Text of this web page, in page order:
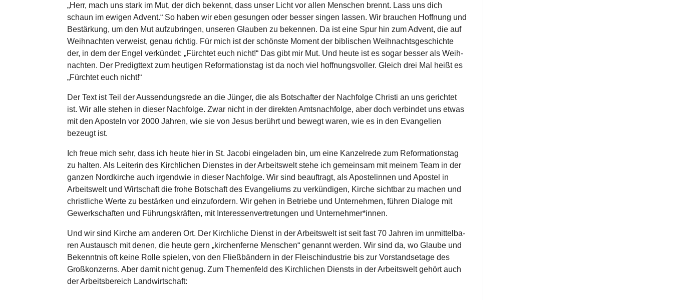
„Herr, mach uns stark im Mut, der dich bekennt, dass unser Licht vor allen Menschen brennt. Lass uns dich
schaun im ewigen Advent.“ So haben wir eben gesungen oder besser singen lassen. Wir brauchen Hoffnung und
Bestär­kung, um den Mut auf­zu­brin­gen, unseren Glauben zu bekennen. Da ist eine Spur hin zum Advent, die auf
Weih­nach­ten verweist, genau richtig. Für mich ist der schönste Moment der bibli­schen Weih­nachts­ge­schichte
der, in dem der Engel ver­kün­det: „Fürchtet euch nicht!“ Das gibt mir Mut. Und heute ist es sogar besser als Weih­
nach­ten. Der Pre­digt­text zum heutigen Refor­ma­ti­ons­tag ist da noch viel hoff­nungs­vol­ler. Gleich drei Mal heißt es
„Fürchtet euch nicht!“
Der Text ist Teil der Aus­sen­dungs­rede an die Jünger, die als Bot­schaf­ter der Nach­folge Christi an uns gerich­tet
ist. Wir alle stehen in dieser Nach­folge. Zwar nicht in der direkten Amts­nach­folge, aber doch ver­bin­det uns etwas
mit den Aposteln vor 2000 Jahren, wie sie von Jesus berührt und bewegt waren, wie es in den Evan­ge­lien
bezeugt ist.
Ich freue mich sehr, dass ich heute hier in St. Jacobi ein­ge­la­den bin, um eine Kan­zel­rede zum Refor­ma­ti­ons­tag
zu halten. Als Leiterin des Kirch­li­chen Dienstes in der Arbeits­welt stehe ich gemein­sam mit meinem Team in der
ganzen Nord­kir­che auch irgend­wie in dieser Nach­folge. Wir sind beauf­tragt, als Apos­te­l­in­nen und Apostel in
Arbeits­welt und Wirt­schaft die frohe Bot­schaft des Evan­ge­li­ums zu ver­kün­di­gen, Kirche sichtbar zu machen und
christ­li­che Werte zu bestär­ken und ein­zu­for­dern. Wir gehen in Betriebe und Unter­neh­men, führen Dialoge mit
Gewerk­schaf­ten und Füh­rungs­kräf­ten, mit Inter­es­sen­ver­tre­tun­gen und Unternehmer*innen.
Und wir sind Kirche am anderen Ort. Der Kirch­li­che Dienst in der Arbeits­welt ist seit fast 70 Jahren im unmit­tel­ba­
ren Aus­tausch mit denen, die heute gern „kir­chen­ferne Menschen“ genannt werden. Wir sind da, wo Glaube und
Bekennt­nis oft keine Rolle spielen, von den Fließ­bän­dern in der Fleisch­in­dus­trie bis zur Vor­stands­etage des
Groß­kon­zerns. Aber damit nicht genug. Zum The­men­feld des Kirch­li­chen Diensts in der Arbeits­welt gehört auch
der Arbeits­be­reich Land­wirt­schaft: